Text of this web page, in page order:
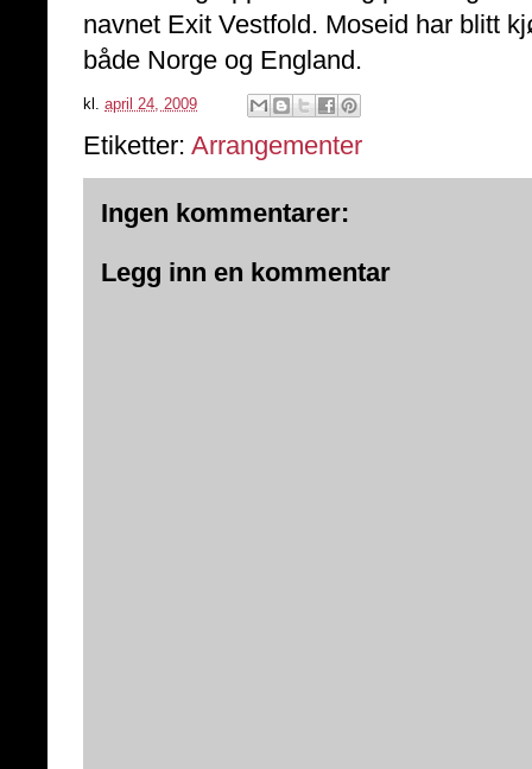
navnet Exit Vestfold. Moseid har blitt
både Norge og England.
kl. april 24, 2009
Etiketter: Arrangementer
Ingen kommentarer:
Legg inn en kommentar